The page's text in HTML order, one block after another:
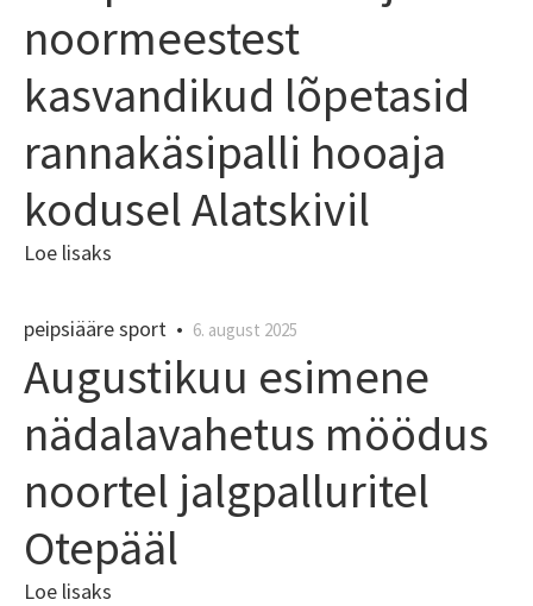
noormeestest
kasvandikud lõpetasid
rannakäsipalli hooaja
kodusel Alatskivil
Loe lisaks
peipsiääre sport • 6. august 2025
Augustikuu esimene
nädalavahetus möödus
noortel jalgpalluritel
Otepääl
Loe lisaks